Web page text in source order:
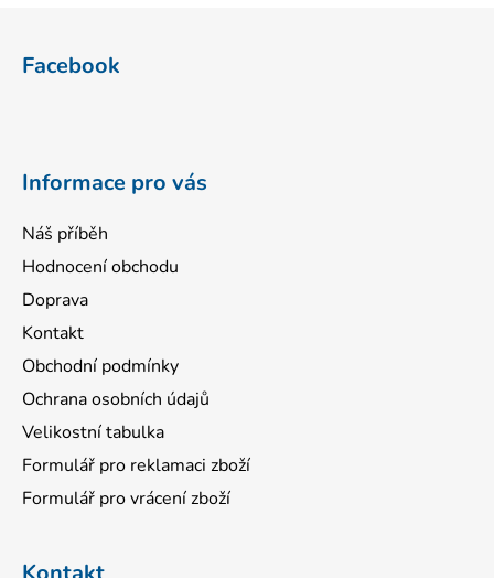
Facebook
Informace pro vás
Náš příběh
Hodnocení obchodu
Doprava
Kontakt
Obchodní podmínky
Ochrana osobních údajů
Velikostní tabulka
Formulář pro reklamaci zboží
Formulář pro vrácení zboží